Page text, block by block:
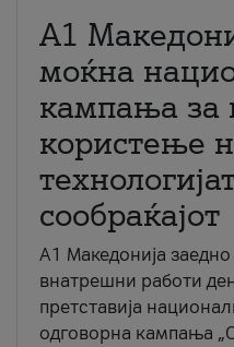
A1
моќна
кампања за
користење
сообраќајот
A1 Македонија
внатрешни работи
претставија
одговорна кампања